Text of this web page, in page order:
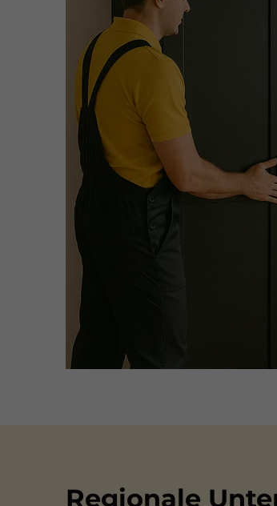
Regionale